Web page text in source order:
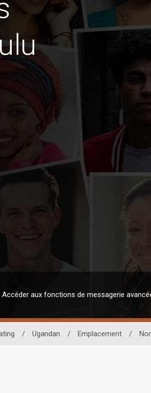
Accéder aux fonctions de messagerie
/ Ugandan / Emplacement /